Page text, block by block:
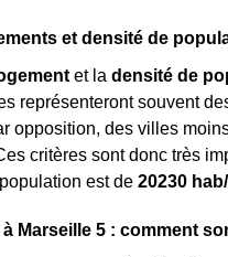
et densité de
et la densité de
représenteront souvent
opposition, des villes
critères sont donc très
est de 20230
Marseille 5 : comment